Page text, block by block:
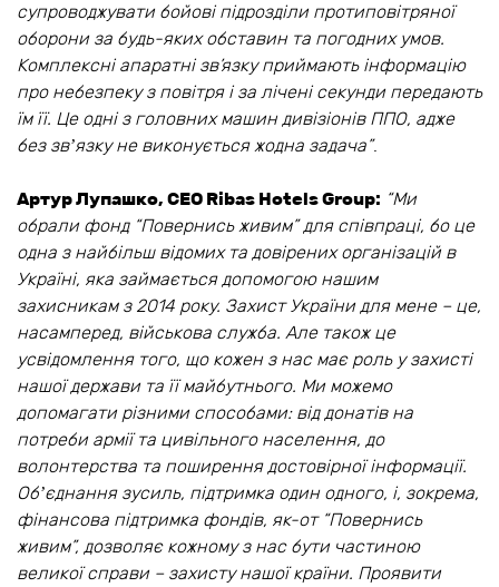
супроводжувати бойові підрозділи протиповітряної
оборони за будь-яких обставин та погодних умов.
Комплексні апаратні зв’язку приймають інформацію
про небезпеку з повітря і за лічені секунди передають
їм її. Це одні з головних машин дивізіонів ППО, адже
без звʼязку не виконується жодна задача”.
Артур Лупашко, СЕО Ribas Hotels Group: “Ми
обрали фонд “Повернись живим” для співпраці, бо це
одна з найбільш відомих та довірених організацій в
Україні, яка займається допомогою нашим
захисникам з 2014 року. Захист України для мене – це,
насамперед, військова служба. Але також це
усвідомлення того, що кожен з нас має роль у захисті
нашої держави та її майбутнього. Ми можемо
допомагати різними способами: від донатів на
потреби армії та цивільного населення, до
волонтерства та поширення достовірної інформації.
Обʼєднання зусиль, підтримка один одного, і, зокрема,
фінансова підтримка фондів, як-от “Повернись
живим”, дозволяє кожному з нас бути частиною
великої справи – захисту нашої країни. Проявити